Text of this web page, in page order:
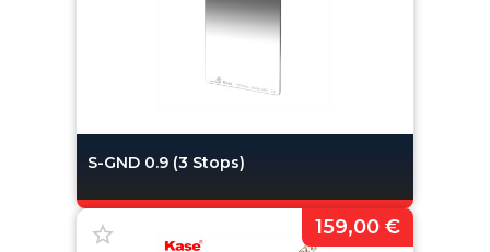
S-GND 0.9 (3 Stops)
159,00 €